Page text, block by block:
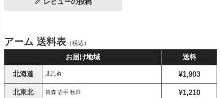
アーム 送料表 （税込）
お届け地域 送料
北海道 北海道 ¥1,903
北東北 青森 岩手 秋田 ¥1,210